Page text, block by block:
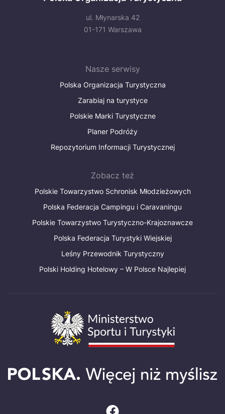
ul. Młynarska 42
01-171 Warszawa
Nasze serwisy
Polska Organizacja Turystyczna
Zarabiaj na turystyce
Polskie Marki Turystyczne
Planer Podróży
Repozytorium Informacji Turystycznej
Zobacz też
Polskie Towarzystwo Schronisk Młodzieżowych
Polska Federacja Campingu i Caravaningu
Polskie Towarzystwo Turystyczno-Krajoznawcze
Polska Federacja Turystyki Wiejskiej
Leśny Przewodnik Turystyczny
Polski Holding Hotelowy – W Polsce Najlepiej